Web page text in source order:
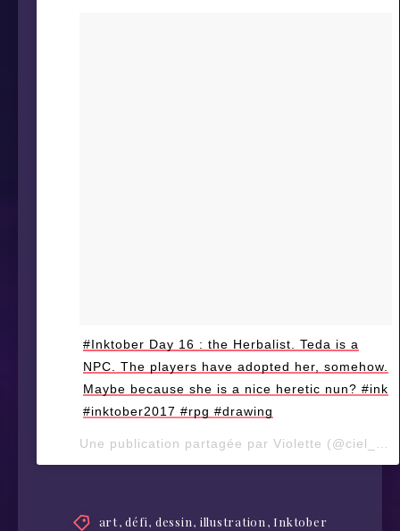
#Inktober Day 16 : the Herbalist. Teda is a
NPC. The players have adopted her, somehow.
Maybe because she is a nice heretic nun? #ink
#inktober2017 #rpg #drawing
Une publication partagée par Violette (@ciel_d_orage) le
art,défi, dessin, illustration , Inktober